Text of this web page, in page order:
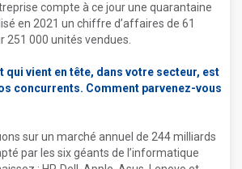
compte à ce jour une quarantaine
en 2021 un chiffre d’affaires de 61
251 000 unités vendues.
qui vient en tête, dans votre secteur, est
concurrents. Comment parvenez-vous
sur un marché annuel de 244 milliards
par les six géants de l’informatique